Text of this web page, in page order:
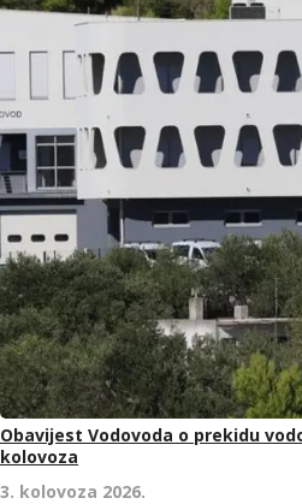
Obavijest Vodovoda o prekidu
kolovoza
3. kolovoza 2026.